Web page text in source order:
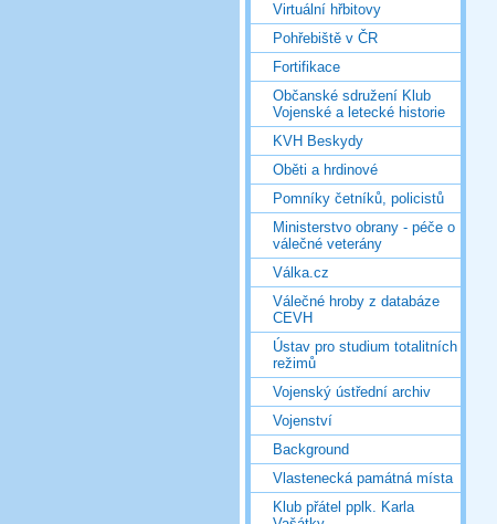
Virtuální hřbitovy
Pohřebiště v ČR
Fortifikace
Občanské sdružení Klub
Vojenské a letecké historie
KVH Beskydy
Oběti a hrdinové
Pomníky četníků, policistů
Ministerstvo obrany - péče o
válečné veterány
Válka.cz
Válečné hroby z databáze
CEVH
Ústav pro studium totalitních
režimů
Vojenský ústřední archiv
Vojenství
Background
Vlastenecká památná místa
Klub přátel pplk. Karla